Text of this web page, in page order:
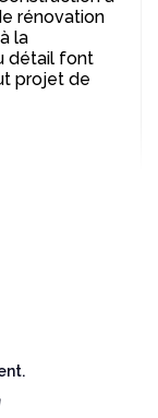
rénovation
la
détail font
projet de